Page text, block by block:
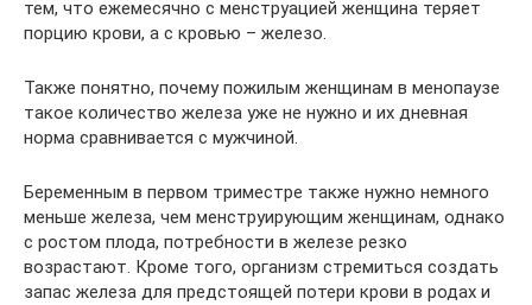
тем, что ежемесячно с менструацией женщина теряет
порцию крови, а с кровью – железо.
Также понятно, почему пожилым женщинам в менопаузе
такое количество железа уже не нужно и их дневная
норма сравнивается с мужчиной.
Беременным в первом триместре также нужно немного
меньше железа, чем менструирующим женщинам, однако
с ростом плода, потребности в железе резко
возрастают. Кроме того, организм стремиться создать
запас железа для предстоящей потери крови в родах и